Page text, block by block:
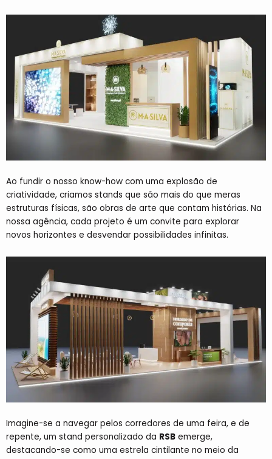
Ao fundir o nosso know-how com uma explosão de
criatividade, criamos stands que são mais do que meras
estruturas físicas, são obras de arte que contam histórias. Na
nossa agência, cada projeto é um convite para explorar
novos horizontes e desvendar possibilidades infinitas.
Imagine-se a navegar pelos corredores de uma feira, e de
repente, um stand personalizado da RSB emerge,
destacando-se como uma estrela cintilante no meio da